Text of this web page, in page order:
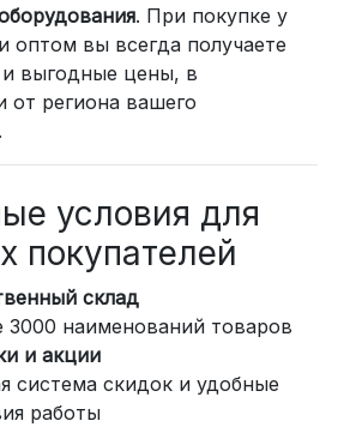
. При покупке у
оптом вы всегда получаете
выгодные цены, в
от региона вашего
условия для
покупателей
склад
3000 наименований товаров
и акции
система скидок и удобные
работы